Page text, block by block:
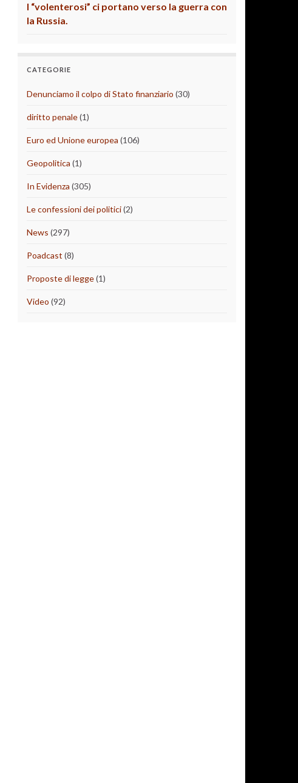
I “volenterosi” ci portano verso la guerra con
la Russia.
CATEGORIE
Denunciamo il colpo di Stato finanziario (30)
diritto penale(1)
Euro ed Unione europea (106)
Geopolitica (1)
In Evidenza (305)
Le confessioni dei politici(2)
News (297)
Poadcast (8)
Proposte di legge(1)
Video (92)